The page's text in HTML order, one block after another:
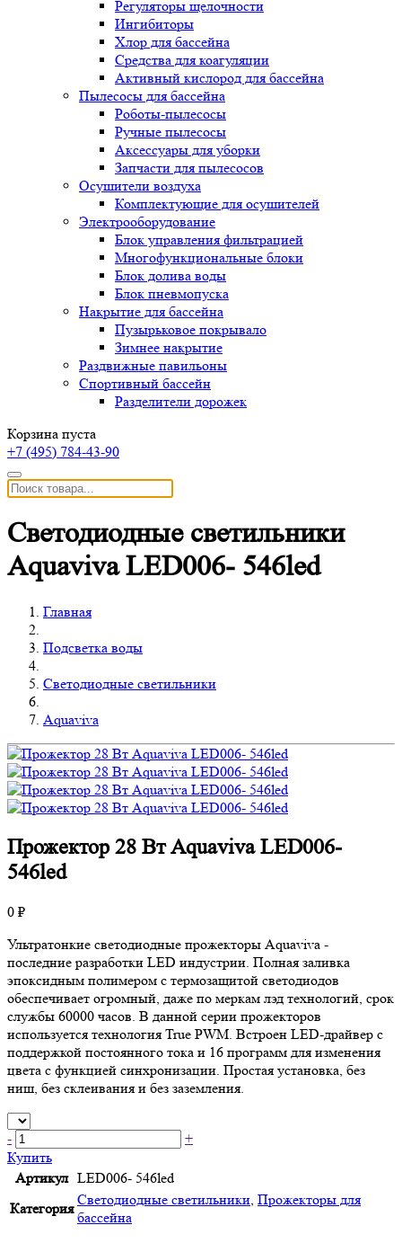
Регуляторы щелочности
Ингибиторы
Хлор для бассейна
Средства для коагуляции
Активный кислород для бассейна
Пылесосы для бассейна
Роботы-пылесосы
Ручные пылесосы
Аксессуары для уборки
Запчасти для пылесосов
Осушители воздуха
Комплектующие для осушителей
Электрооборудование
Блок управления фильтрацией
Многофункциональные блоки
Блок долива воды
Блок пневмопуска
Накрытие для бассейна
Пузырьковое покрывало
Зимнее накрытие
Раздвижные павильоны
Спортивный бассейн
Разделители дорожек
Корзина пуста
+7 (495) 784-43-90
Светодиодные светильники
Aquaviva LED006- 546led
Главная
Подсветка воды
Светодиодные светильники
Aquaviva
Прожектор 28 Вт Aquaviva LED006-
546led
0 ₽
Ультратонкие светодиодные прожекторы Aquaviva -
последние разработки LED индустрии. Полная заливка
эпоксидным полимером с термозащитой светодиодов
обеспечивает огромный, даже по меркам лэд технологий, срок
службы 60000 часов. В данной серии прожекторов
используется технология True PWM. Встроен LED-драйвер с
поддержкой постоянного тока и 16 программ для изменения
цвета с функцией синхронизации. Простая установка, без
ниш, без склеивания и без заземления.
-
+
Купить
Артикул LED006- 546led
Категория
Светодиодные светильники Прожекторы для
бассейна